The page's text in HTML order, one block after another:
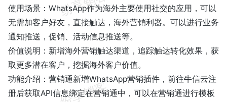
使用场景：WhatsApp作为海外主要使用社交的应用，可以
无需加客户好友，直接触达，海外营销利器。可以进行业务
通知推送，促销、活动信息推送等。
价值说明：新增海外营销触达渠道，追踪触达转化效果，获
取更多潜在客户，挖掘海外客户价值。
功能介绍：营销通新增WhatsApp营销插件，前往牛信云注
册后获取API信息绑定在营销通中，可以在营销通进行模板